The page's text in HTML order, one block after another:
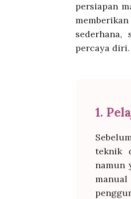
persiapan
percaya diri.
1.
teknik
namun